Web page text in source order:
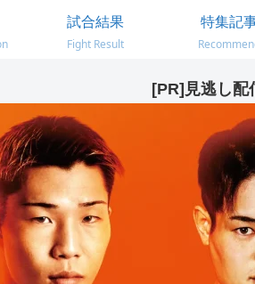
試合結果
Fight Result
特集記
[PR]見逃し